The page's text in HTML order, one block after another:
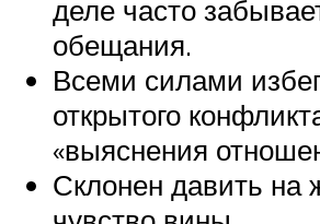
деле часто
обещания.
Всеми силами
открытого
«выяснения
Склонен давить на